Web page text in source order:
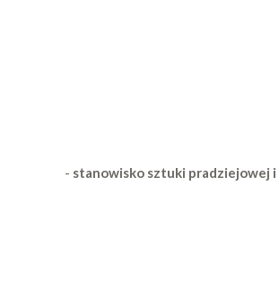
- stanowisko sztuki pradziejowej